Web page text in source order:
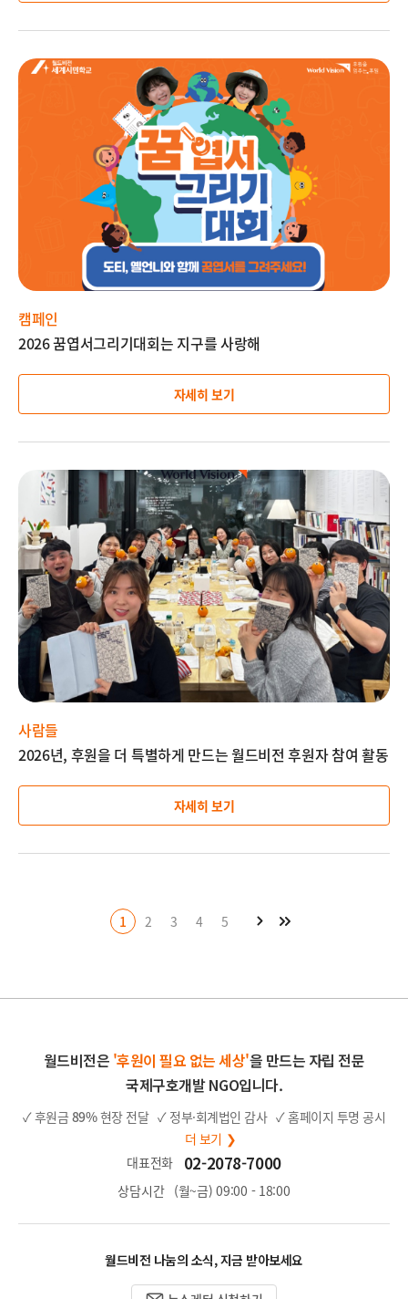
이
캠페인
2026 꿈엽서그리기대회는 지구를 사랑해
자세히 보기
지
설
명
사람들
2026년, 후원을 더 특별하게 만드는 월드비전 후원자 참여 활동
자세히 보기
1 2 3 4 5 다
지
마
지
월드비전은 '후원이 필요 없는 세상'을 만드는 자립 전문
국제구호개발 NGO입니다.
✓ 후원금 89%현장 전달 ✓ 정부·회계법인 감사 ✓ 홈페이지 투명 공시
더 보기 ❯
대표전화
02-2078-7000
상담시간 (월~금) 09:00 - 18:00
월드비전 나눔의 소식, 지금 받아보세요